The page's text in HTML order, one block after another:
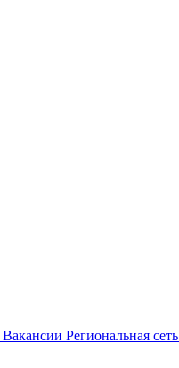
Вакансии Региональная сеть